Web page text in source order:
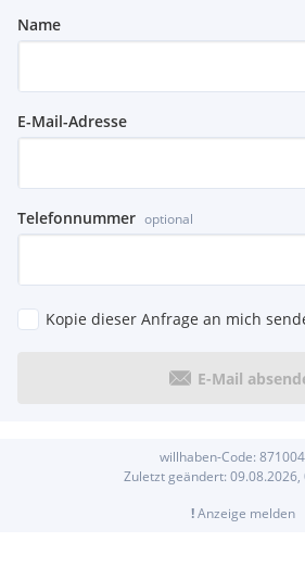
Name
E-Mail-Adresse
Telefonnummer optional
Kopie dieser Anfrage an mich
E-Mail
willhaben-Code:
Zuletzt geändert: 09.08.2026,
!Anzeige melden